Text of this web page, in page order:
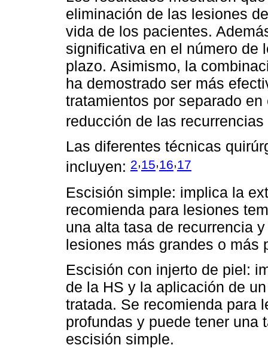
eliminación de las lesiones
vida de los pacientes.
significativa en el número de
plazo. Asimismo, la
ha demostrado ser más
tratamientos por separado
reducción de las
Las diferentes técnicas
incluyen: 2,15,16,17
Escisión simple: implica la
recomienda para lesiones
una alta tasa de recurrencia
lesiones más grandes o más
Escisión con injerto de piel:
de la HS y la aplicación de
tratada. Se recomienda para
profundas y puede tener una
escisión simple.